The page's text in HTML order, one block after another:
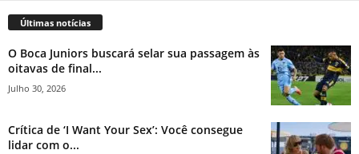
Últimas notícias
O Boca Juniors buscará selar sua passagem às
oitavas de final...
Julho 30, 2026
Crítica de ‘I Want Your Sex’: Você consegue
lidar com o...